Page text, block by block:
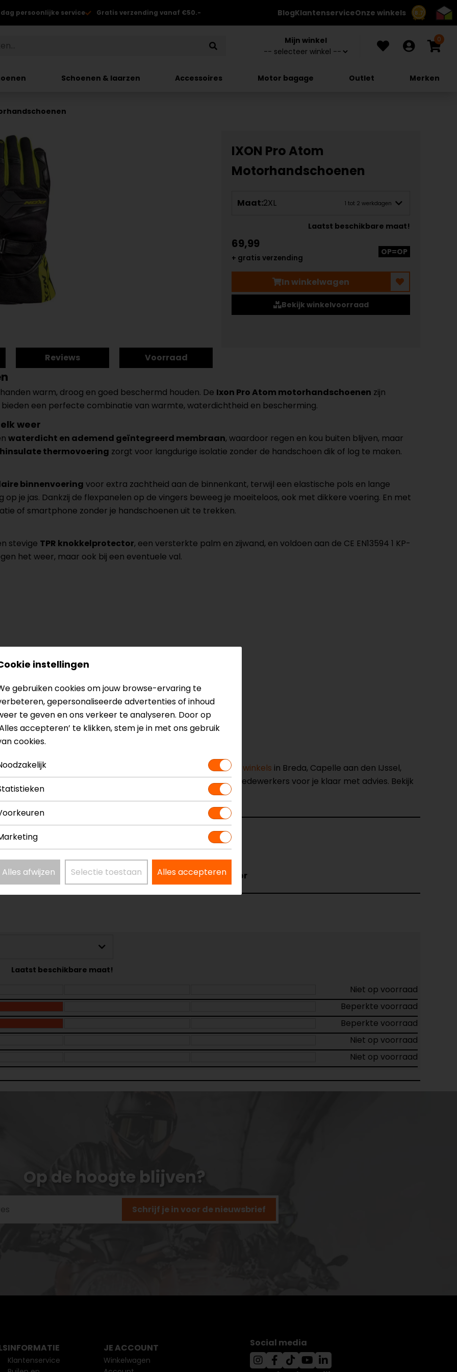
8.7
dag persoonlijke service Gratis verzending vanaf €50.- BlogKlantenserviceOnze winkels
Mijn winkel 0
Schoenen & laarzen Accessoires Motor bagage Outlet Merken
IXON Pro Atom
Motorhandschoenen
Maat:2XL 1 tot 2 werkdagen
Laatst beschikbare maat!
69,99
+ gratis verzending
OP=OP
In winkelwagen
Bekijk winkelvoorraad
Reviews Voorraad
warm, droog en goed beschermd houden. De Ixon Pro Atom motorhandschoenen zijn
een perfecte combinatie van warmte, waterdichtheid en bescherming.
weer
waterdicht en ademend geïntegreerd membraan, waardoor regen en kou buiten blijven, maar
thermovoering zorgt voor langdurige isolatie zonder de handschoen dik of log te maken.
binnenvoering voor extra zachtheid aan de binnenkant, terwijl een elastische pols en lange
je jas. Dankzij de flexpanelen op de vingers beweeg je moeiteloos, ook met dikkere voering. En met
of smartphone zonder je handschoenen uit te trekken.
stevige TPR knokkelprotector, een versterkte palm en zijwand, en voldoen aan de CE EN13594 1 KP-
het weer, maar ook bij een eventuele val.
dancontact met ons op of kom langs in één vanonze winkels in Breda, Capelle aan den IJssel,
je het product bekijken & passen en staan onze verkoopmedewerkers voor je klaar met advies. Bekijk
Model
300111050
Kleur Zwart-Fluor
Laatst beschikbare maat!
Niet op voorraad
Beperkte voorraad
Beperkte voorraad
Niet op voorraad
Niet op voorraad
Op de hoogte blijven?
Schrijf je in voor de nieuwsbrief
instellingen
gebruiken cookies om jouw browse-ervaring te
gepersonaliseerde advertenties of inhoud
te geven en ons verkeer te analyseren. Door op
accepteren’ te klikken, stem je in met ons gebruik
cookies.
Alles afwijzen Selectie toestaan Alles accepteren
INFORMATIE
Klantenservice
JE ACCOUNT
Winkelwagen
Social media